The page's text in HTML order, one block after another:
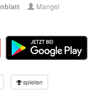
Mangel
spielen